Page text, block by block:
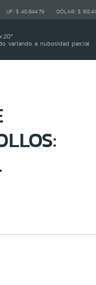
UF: $ 40.844,79 DÓLAR: $ 912,41
20º
variando a nubosidad parcial